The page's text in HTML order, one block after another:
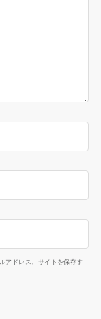
アドレス、サイトを保存す